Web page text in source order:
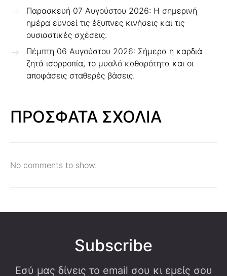
Παρασκευή 07 Αυγούστου 2026: Η σημερινή
ημέρα ευνοεί τις έξυπνες κινήσεις και τις
ουσιαστικές σχέσεις.
Πέμπτη 06 Αυγούστου 2026: Σήμερα η καρδιά
ζητά ισορροπία, το μυαλό καθαρότητα και οι
αποφάσεις σταθερές βάσεις.
ΠΡΟΣΦΑΤΑ ΣΧΟΛΙΑ
No comments to show.
Subscribe
Εσύ μας δίνεις το email σου κι εμείς σου